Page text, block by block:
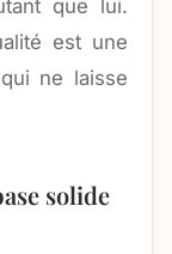
que lui.
est une
ne laisse
solide